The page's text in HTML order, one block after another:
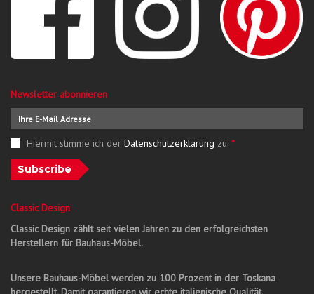
Newsletter abonnieren
Hiermit stimme ich der Datenschutzerklärung zu. *
Subscribe
Classic Design
Classic Design zählt seit vielen Jahren zu den erfolgreichsten
Herstellern für Bauhaus-Möbel.
Unsere Bauhaus-Möbel werden zu 100 Prozent in der Toskana